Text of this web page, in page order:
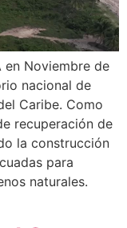
en Noviembre de
nacional de
Caribe. Como
recuperación de
la construcción
para
naturales.